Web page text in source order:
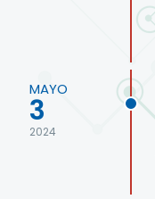
MAYO
3
2024